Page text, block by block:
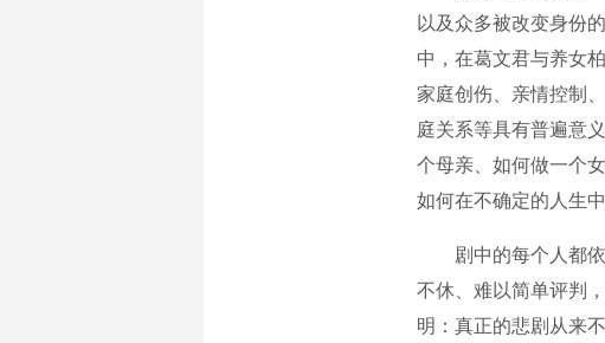
以及众多被改变身份
中，在葛文君与养女
家庭创伤、亲情控制
庭关系等具有普遍意
个母亲、如何做一个
如何在不确定的人生
剧中的每个人都依
不休、难以简单评判
明：真正的悲剧从来